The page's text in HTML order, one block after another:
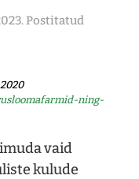
. Postitatud
ning-
vaid
kulude